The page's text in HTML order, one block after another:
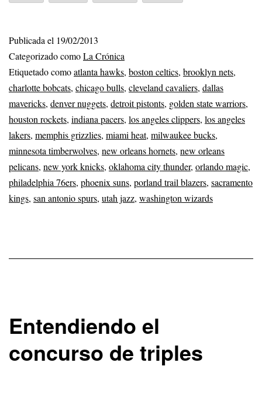
Publicada el 19/02/2013
Categorizado comoLa Crónica
Etiquetado comoatlanta hawks, boston celtics, brooklyn nets,
charlotte bobcats, chicago bulls, cleveland cavaliers, dallas
mavericks, denver nuggets, detroit pistonts, golden state warriors,
houston rockets, indiana pacers, los angeles clippers, los angeles
lakers, memphis grizzlies, miami heat, milwaukee bucks,
minnesota timberwolves, new orleans hornets, new orleans
pelicans, new york knicks, oklahoma city thunder, orlando magic,
philadelphia 76ers, phoenix suns, porland trail blazers, sacramento
kings, san antonio spurs, utah jazz, washington wizards
Entendiendo el
concurso de triples